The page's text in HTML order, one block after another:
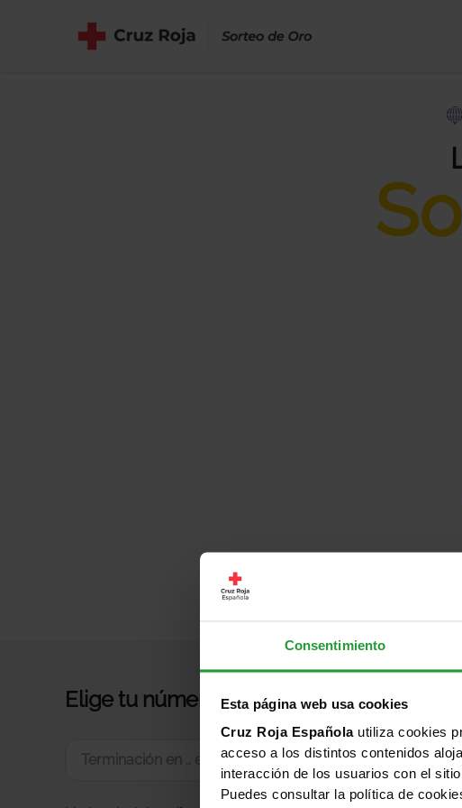
Consentimiento
Esta página web usa cookies
Cruz Roja Españolautiliza cookies
acceso a los distintos contenidos
interacción de los usuarios con el
Puedes consultar la política de
Elige tu número
Generar